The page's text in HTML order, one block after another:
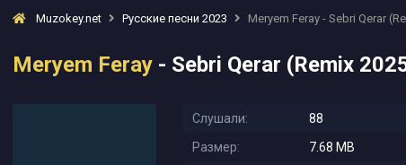
Muzokey.net Русские песни 2023 Meryem Feray - Sebri Qerar
Meryem Feray - Sebri Qerar (Remix
Слушали:
88
Размер:
7.68 MB